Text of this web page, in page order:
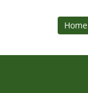
Home